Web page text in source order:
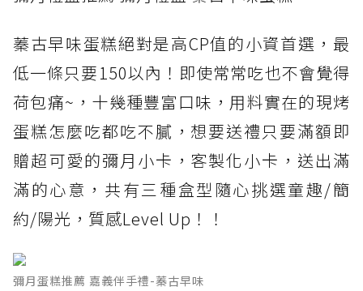
蓁古早味蛋糕絕對是高CP值的小資首選，最
低一條只要150以內！即使常常吃也不會覺得
荷包痛~，十幾種豐富口味，用料實在的現烤
蛋糕怎麼吃都吃不膩，想要送禮只要滿額即
贈超可愛的彌月小卡，客製化小卡，送出滿
滿的心意，共有三種盒型隨心挑選童趣/簡
約/陽光，質感Level Up！！
彌月蛋糕推薦 嘉義伴手禮-蓁古早味